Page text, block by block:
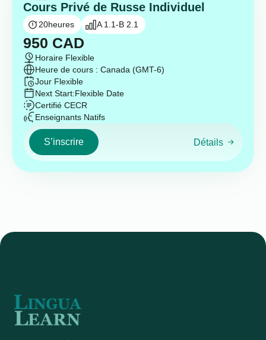
Cours Privé de Russe Individuel
20heures A 1.1-B 2.1
950 CAD
Horaire Flexible
Heure de cours : Canada (GMT-6)
Jour Flexible
Next Start:Flexible Date
Certifié CECR
Enseignants Natifs
S’inscrire Détails